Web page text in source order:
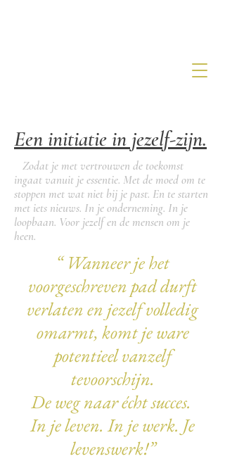
Een initiatie in jezelf-zijn.
Zodat je met vertrouwen de toekomst
ingaat vanuit je essentie. Met de moed om te
stoppen met wat niet bij je past. En te starten
met iets nieuws. In je onderneming. In je
loopbaan. Voor jezelf en de mensen om je
heen.
“Wanneer je het
voorgeschreven pad durft
verlaten en jezelf volledig
omarmt, komt je ware
potentieel vanzelf
tevoorschijn.
De weg naar écht succes.
In je leven. In je werk. Je
levenswerk!”